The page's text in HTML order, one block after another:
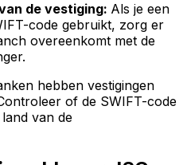
de vestiging: Als je een
code gebruikt, zorg er
overeenkomt met de
hebben vestigingen
of de SWIFT-code
van de